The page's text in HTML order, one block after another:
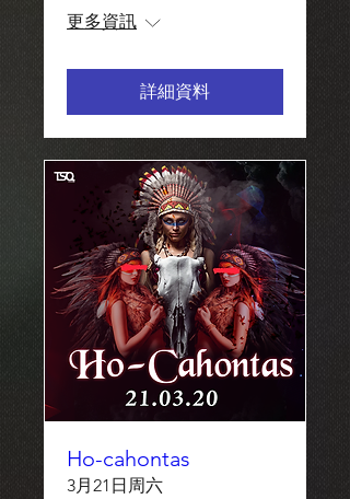
更多資訊
詳細資料
Ho-cahontas
3月21日周六